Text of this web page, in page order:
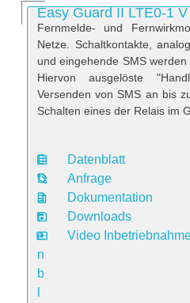
Easy Guard II LTE0-1 V
Fernmelde- und
Netze. Schaltkontakte,
und eingehende SMS
Hiervon ausgelöste
Versenden von SMS an bis
Schalten eines der Relais im
D
a
t
e
n
b
Datenblatt
Anfrage
Dokumentation
Downloads
Video